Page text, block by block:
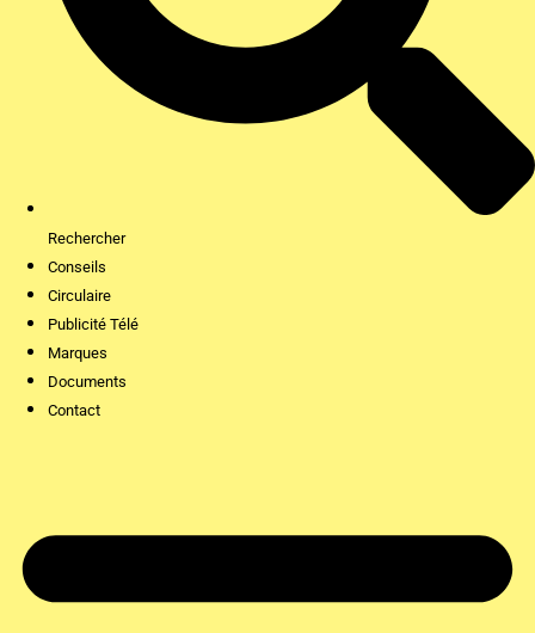
Rechercher
Conseils
Circulaire
Publicité Télé
Marques
Documents
Contact